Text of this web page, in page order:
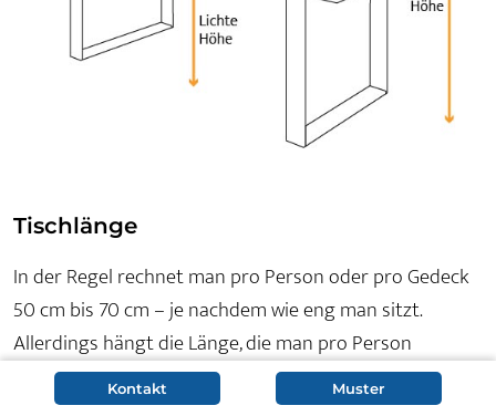
Tischlänge
In der Regel rechnet man pro Person oder pro Gedeck
50 cm bis 70 cm – je nachdem wie eng man sitzt.
Allerdings hängt die Länge, die man pro Person
berücksichtigen sollte, auch von den Sitzmöbeln ab, die
Kontakt Muster